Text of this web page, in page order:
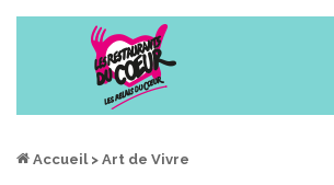
Accueil > Art de Vivre